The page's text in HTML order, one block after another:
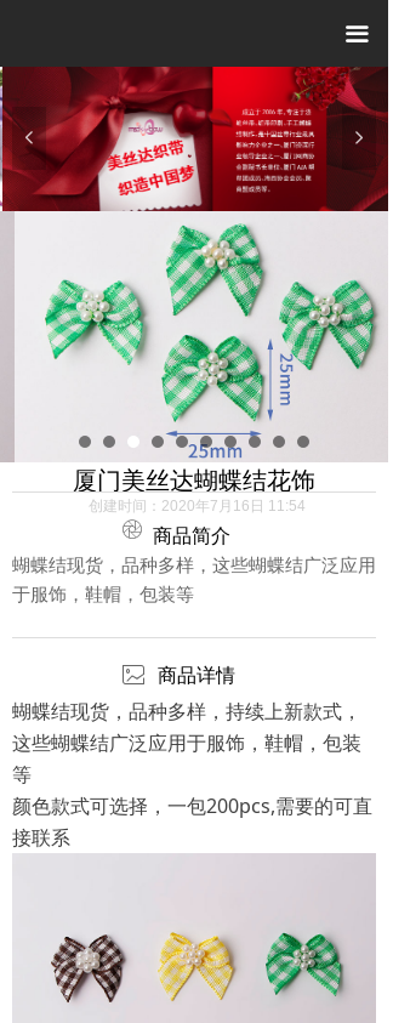
끀
넳 넲
厦门美丝达蝴蝶结花饰
商品简介
创建时间： 2020年7月16日 11:54
蝴蝶结现货，品种多样，这些蝴蝶结广泛应用
于服饰，鞋帽，包装等
商品详情
蝴蝶结现货，品种多样，持续上新款式，
这些蝴蝶结广泛应用于服饰，鞋帽，包装
等
颜色款式可选择，一包200pcs,需要的可直
接联系
ꁵ
ꂈ